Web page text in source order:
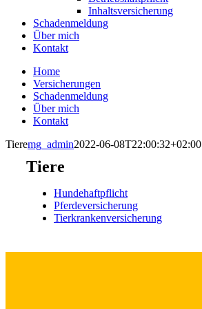
Inhaltsversicherung
Schadenmeldung
Über mich
Kontakt
Home
Versicherungen
Schadenmeldung
Über mich
Kontakt
Tieremg_admin2022-06-08T22:00:32+02:00
Tiere
Hundehaftpflicht
Pferdeversicherung
Tierkrankenversicherung